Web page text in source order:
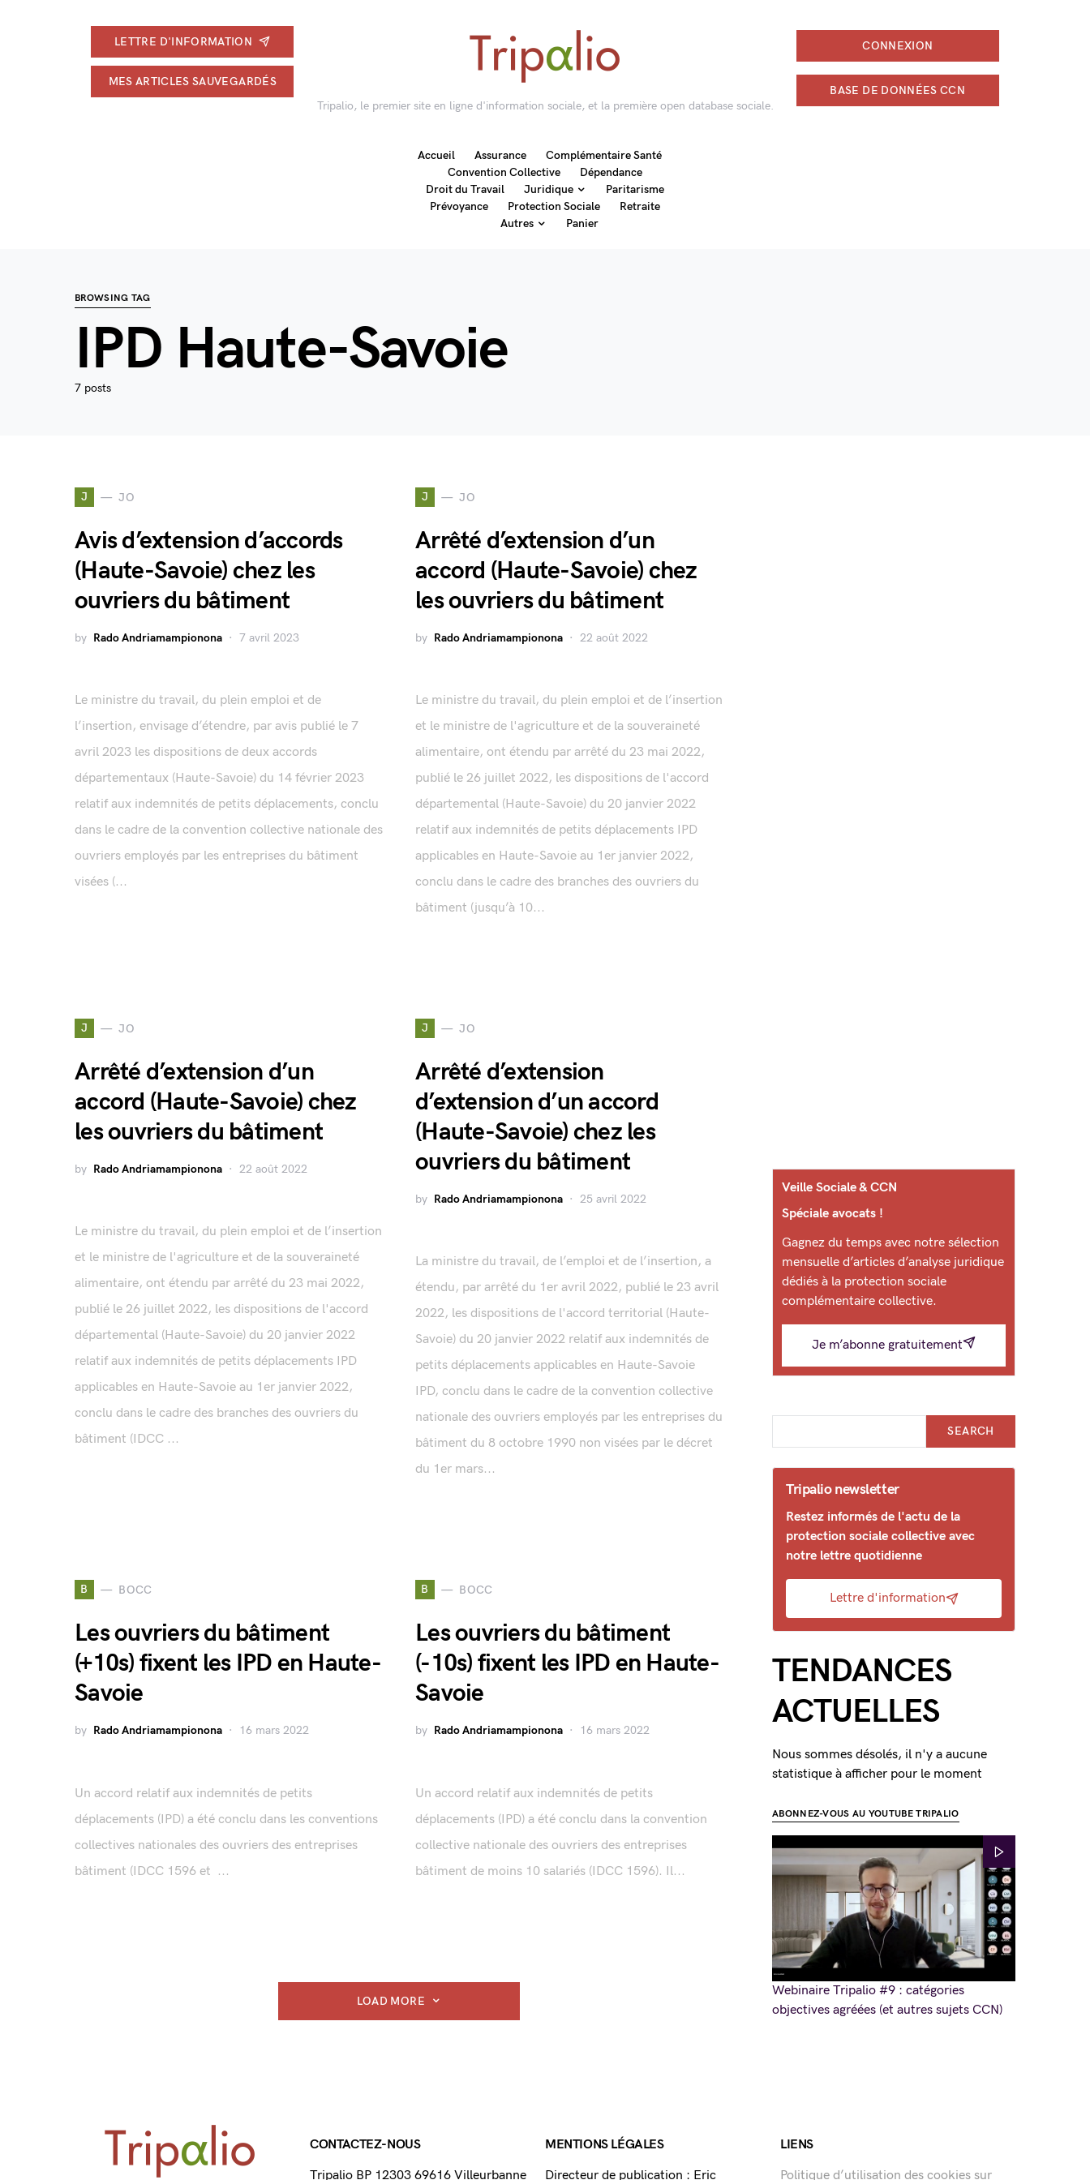
LETTRE D'INFORMATION
MES ARTICLES SAUVEGARDÉS
Tripalio, le premier site en ligne d'information sociale, et la première open database sociale.
CONNEXION
BASE DE DONNÉES CCN
Accueil Assurance
Complémentaire Santé
Convention Collective
Dépendance
Droit du Travail
Juridique
Paritarisme
Prévoyance
Protection Sociale
Retraite
Autres
Panier
BROWSING TAG
IPD Haute-Savoie
7 posts
J JO
Avis d’extension d’accords
(Haute-Savoie) chez les
ouvriers du bâtiment
by Rado Andriamampionona 7 avril 2023
Le ministre du travail, du plein emploi et de
l’insertion, envisage d’étendre, par avis publié le 7
avril 2023 les dispositions de deux accords
départementaux (Haute-Savoie) du 14 février 2023
relatif aux indemnités de petits déplacements, conclu
dans le cadre de la convention collective nationale des
ouvriers employés par les entreprises du bâtiment
visées (...
J JO
Arrêté d’extension d’un
accord (Haute-Savoie) chez
les ouvriers du bâtiment
by Rado Andriamampionona 22 août 2022
Le ministre du travail, du plein emploi et de l’insertion
et le ministre de l'agriculture et de la souveraineté
alimentaire, ont étendu par arrêté du 23 mai 2022,
publié le 26 juillet 2022, les dispositions de l'accord
départemental (Haute-Savoie) du 20 janvier 2022
relatif aux indemnités de petits déplacements IPD
applicables en Haute-Savoie au 1er janvier 2022,
conclu dans le cadre des branches des ouvriers du
bâtiment (jusqu’à 10...
J JO
Arrêté d’extension d’un
accord (Haute-Savoie) chez
les ouvriers du bâtiment
by Rado Andriamampionona 22 août 2022
Le ministre du travail, du plein emploi et de l’insertion
et le ministre de l'agriculture et de la souveraineté
alimentaire, ont étendu par arrêté du 23 mai 2022,
publié le 26 juillet 2022, les dispositions de l'accord
départemental (Haute-Savoie) du 20 janvier 2022
relatif aux indemnités de petits déplacements IPD
applicables en Haute-Savoie au 1er janvier 2022,
conclu dans le cadre des branches des ouvriers du
bâtiment (IDCC ...
J JO
Arrêté d’extension
d’extension d’un accord
(Haute-Savoie) chez les
ouvriers du bâtiment
by Rado Andriamampionona 25 avril 2022
La ministre du travail, de l’emploi et de l’insertion, a
étendu, par arrêté du 1er avril 2022, publié le 23 avril
2022, les dispositions de l'accord territorial (Haute-
Savoie) du 20 janvier 2022 relatif aux indemnités de
petits déplacements applicables en Haute-Savoie
IPD, conclu dans le cadre de la convention collective
nationale des ouvriers employés par les entreprises du
bâtiment du 8 octobre 1990 non visées par le décret
du 1er mars...
B BOCC
Les ouvriers du bâtiment
(+10s) fixent les IPD en Haute-
Savoie
by Rado Andriamampionona 16 mars 2022
Un accord relatif aux indemnités de petits
déplacements (IPD) a été conclu dans les conventions
collectives nationales des ouvriers des entreprises
bâtiment (IDCC 1596 et ...
B BOCC
Les ouvriers du bâtiment
(-10s) fixent les IPD en Haute-
Savoie
by Rado Andriamampionona 16 mars 2022
Un accord relatif aux indemnités de petits
déplacements (IPD) a été conclu dans la convention
collective nationale des ouvriers des entreprises
bâtiment de moins 10 salariés (IDCC 1596). Il...
LOAD MORE
Veille Sociale & CCN
Spéciale avocats !
Gagnez du temps avec notre sélection
mensuelle d’articles d’analyse juridique
dédiés à la protection sociale
complémentaire collective.
Je m’abonne gratuitement
SEARCH
Tripalio newsletter
Restez informés de l'actu de la
protection sociale collective avec
notre lettre quotidienne
Lettre d'information
TENDANCES
ACTUELLES
Nous sommes désolés, il n'y a aucune
statistique à afficher pour le moment
ABONNEZ-VOUS AU YOUTUBE TRIPALIO
Webinaire Tripalio #9 : catégories
objectives agréées (et autres sujets CCN)
CONTACTEZ-NOUS
Tripalio BP 12303 69616 Villeurbanne
MENTIONS LÉGALES
Directeur de publication : Eric
LIENS
Politique d’utilisation des cookies sur